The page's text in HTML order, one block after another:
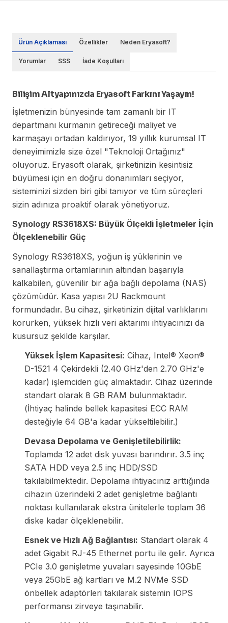
Ürün Açıklaması Özellikler Neden Eryasoft?
Yorumlar SSS İade Koşulları
Bilişim Altyapınızda Eryasoft Farkını Yaşayın!
İşletmenizin bünyesinde tam zamanlı bir IT
departmanı kurmanın getireceği maliyet ve
karmaşayı ortadan kaldırıyor, 19 yıllık kurumsal IT
deneyimimizle size özel "Teknoloji Ortağınız"
oluyoruz. Eryasoft olarak, şirketinizin kesintisiz
büyümesi için en doğru donanımları seçiyor,
sisteminizi sizden biri gibi tanıyor ve tüm süreçleri
sizin adınıza proaktif olarak yönetiyoruz.
Synology RS3618XS: Büyük Ölçekli İşletmeler İçin
Ölçeklenebilir Güç
Synology RS3618XS, yoğun iş yüklerinin ve
sanallaştırma ortamlarının altından başarıyla
kalkabilen, güvenilir bir ağa bağlı depolama (NAS)
çözümüdür. Kasa yapısı 2U Rackmount
formundadır. Bu cihaz, şirketinizin dijital varlıklarını
korurken, yüksek hızlı veri aktarımı ihtiyacınızı da
kusursuz şekilde karşılar.
Yüksek İşlem Kapasitesi: Cihaz, Intel® Xeon®
D-1521 4 Çekirdekli (2.40 GHz'den 2.70 GHz'e
kadar) işlemciden güç almaktadır. Cihaz üzerinde
standart olarak 8 GB RAM bulunmaktadır.
(İhtiyaç halinde bellek kapasitesi ECC RAM
desteğiyle 64 GB'a kadar yükseltilebilir.)
Devasa Depolama ve Genişletilebilirlik:
Toplamda 12 adet disk yuvası barındırır. 3.5 inç
SATA HDD veya 2.5 inç HDD/SSD
takılabilmektedir. Depolama ihtiyacınız arttığında
cihazın üzerindeki 2 adet genişletme bağlantı
noktası kullanılarak ekstra ünitelerle toplam 36
diske kadar ölçeklenebilir.
Esnek ve Hızlı Ağ Bağlantısı: Standart olarak 4
adet Gigabit RJ-45 Ethernet portu ile gelir. Ayrıca
PCIe 3.0 genişletme yuvaları sayesinde 10GbE
veya 25GbE ağ kartları ve M.2 NVMe SSD
önbellek adaptörleri takılarak sistemin IOPS
performansı zirveye taşınabilir.